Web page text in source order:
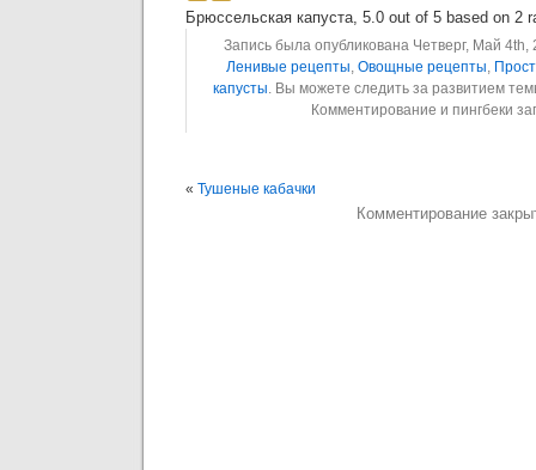
Брюссельская капуста, 5.0 out of 5 based on 2
Запись была опубликована Четверг, Май 4th,
Ленивые рецепты, Овощные рецепты,
капусты. Вы можете следить за развитием
Комментирование и пингбеки
« Тушеные кабачки
Комментирование